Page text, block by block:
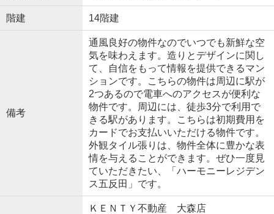
階建 14階建
備考
通風良好の物件なのでいつでも新鮮な空
気を味わえます。造りとデザインに関し
て、自信をもって情報を提供できるマン
ションです。こちらの物件は周辺に駅が
2つあるので電車へのアクセスが便利な
物件です。周辺には、徒歩3分で利用で
きる駅があります。こちらは初期費用を
カードでお支払いいただける物件です。
外観タイル張りは、物件全体に豊かな表
情を与えることができます。ぜひ一度見
ていただきたい、「ハーモニーレジデン
ス五反田」です。
ＫＥＮＴＹ不動産 大森店